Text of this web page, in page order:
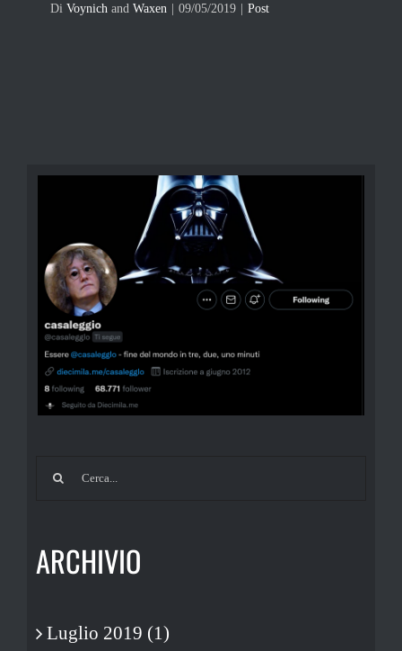
Di Voynich and Waxen 09/05/2019 Post
Cerca
ARCHIVIO
Luglio 2019 (1)